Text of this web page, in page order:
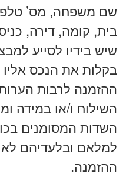
שם משפחה, מס’
בית, קומה, דירה,
שיש בידיו לסייע
בקלות את הנכס
ההזמנה לרבות
השילוח ו/או במידה
השדות המסומנים
למלאם ובלעדיהם
ההזמנה.